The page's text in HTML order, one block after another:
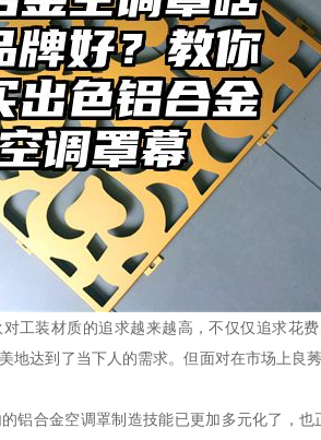
工装材质的追求越来越高，不仅仅追求花
地达到了当下人的需求。但面对在市场上
铝合金空调罩制造技能已更加多元化了，